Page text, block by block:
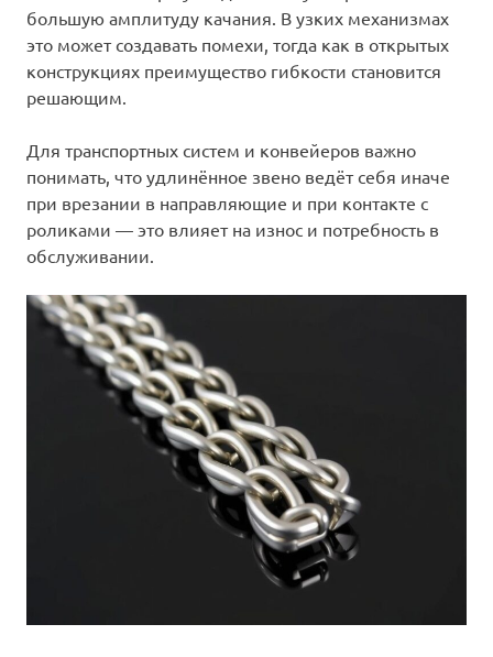
большую амплитуду качания. В узких механизмах
это может создавать помехи, тогда как в открытых
конструкциях преимущество гибкости становится
решающим.
Для транспортных систем и конвейеров важно
понимать, что удлинённое звено ведёт себя иначе
при врезании в направляющие и при контакте с
роликами — это влияет на износ и потребность в
обслуживании.